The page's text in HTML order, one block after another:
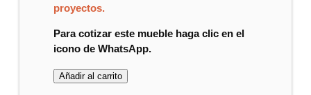
proyectos.
Para cotizar este mueble haga clic en el
icono de WhatsApp.
Añadir al carrito